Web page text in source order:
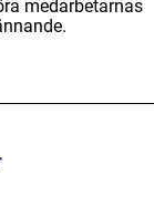
medarbetarnas